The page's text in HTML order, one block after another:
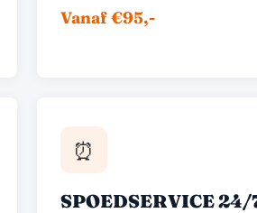
Vanaf €95,-
⏰
SPOEDSERVICE 24/